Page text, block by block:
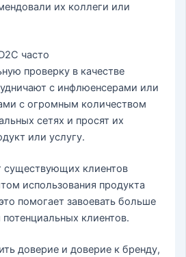
их коллеги или
часто
проверку в качестве
с инфлюенсерами или
с огромным количеством
сетях и просят их
или услугу.
клиентов
использования продукта
помогает завоевать больше
клиентов.
доверие и доверие к бренду,